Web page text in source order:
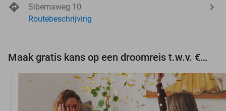
Sibemaweg 10
Routebeschrijving
Maak gratis kans op een droomreis t.w.v. €3.000!